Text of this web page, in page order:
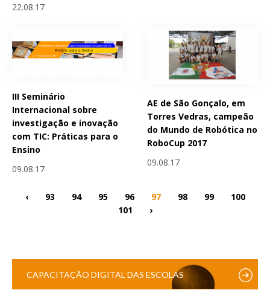
22.08.17
III Seminário
Internacional sobre
investigação e inovação
com TIC: Práticas para o
Ensino
09.08.17
AE de São Gonçalo, em
Torres Vedras, campeão
do Mundo de Robótica no
RoboCup 2017
09.08.17
‹ 93 94 95 96 97 98 99
100
101
›
CAPACITAÇÃO DIGITAL DAS ESCOLAS